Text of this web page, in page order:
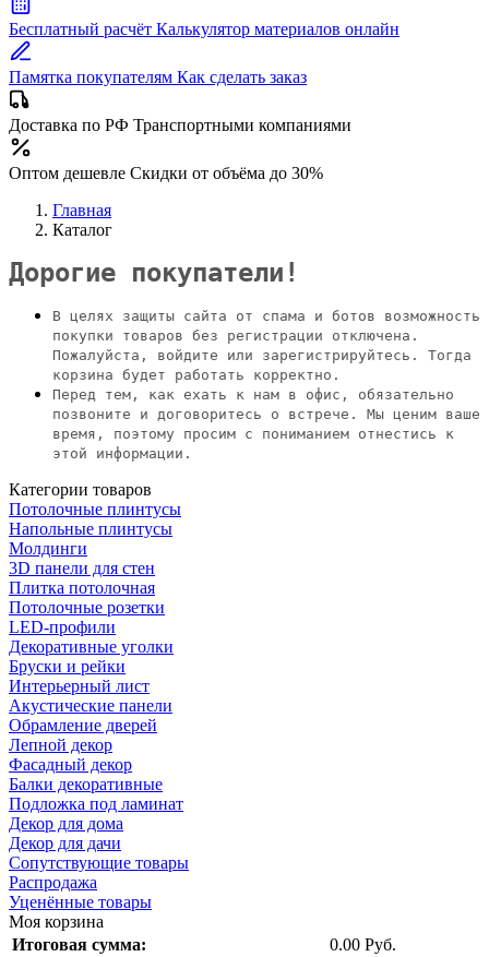
Бесплатный расчёт Калькулятор материалов онлайн
Памятка покупателям Как сделать заказ
Доставка по РФ Транспортными компаниями
Оптом дешевле Скидки от объёма до 30%
Главная
Каталог
Дорогие покупатели!
В целях защиты сайта от спама и ботов возможность
покупки товаров без регистрации отключена.
Пожалуйста, войдите или зарегистрируйтесь. Тогда
корзина будет работать корректно.
Перед тем, как ехать к нам в офис, обязательно
позвоните и договоритесь о встрече. Мы ценим ваше
время, поэтому просим с пониманием отнестись к
этой информации.
Категории товаров
Потолочные плинтусы
Напольные плинтусы
Молдинги
3D панели для стен
Плитка потолочная
Потолочные розетки
LED-профили
Декоративные уголки
Бруски и рейки
Интерьерный лист
Акустические панели
Обрамление дверей
Лепной декор
Фасадный декор
Балки декоративные
Подложка под ламинат
Декор для дома
Декор для дачи
Сопутствующие товары
Распродажа
Уценённые товары
Моя корзина
Итоговая сумма:
0.00 Руб.